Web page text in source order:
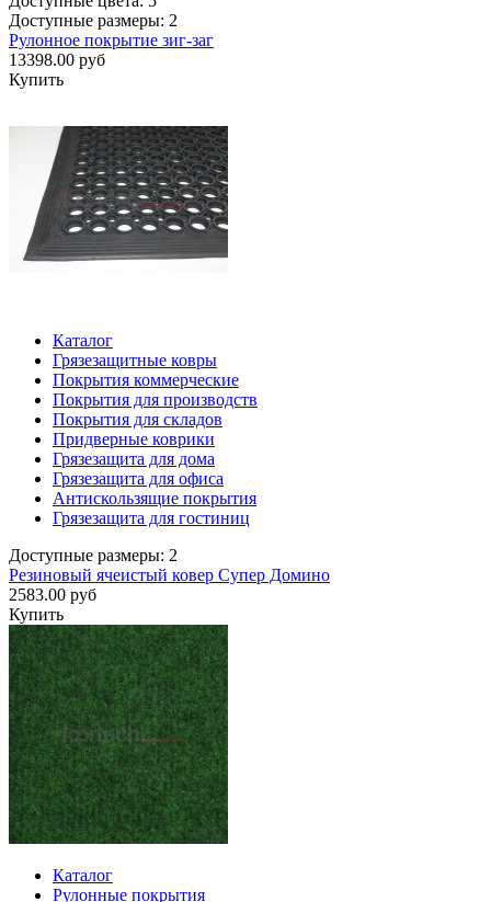
Доступные размеры: 2
Рулонное покрытие зиг-заг
13398.00 руб
Купить
Каталог
Грязезащитные ковры
Покрытия коммерческие
Покрытия для производств
Покрытия для складов
Придверные коврики
Грязезащита для дома
Грязезащита для офиса
Антискользящие покрытия
Грязезащита для гостиниц
Доступные размеры: 2
Резиновый ячеистый ковер Супер Домино
2583.00 руб
Купить
Каталог
Рулонные покрытия